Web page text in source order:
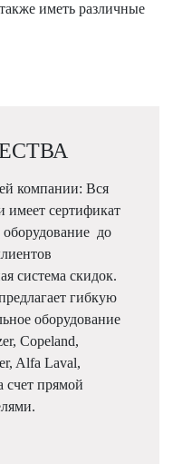
иметь различные
компании: Вся
имеет сертификат
оборудование до
система скидок.
гибкую
оборудование
Copeland,
Alfa Laval,
счет прямой